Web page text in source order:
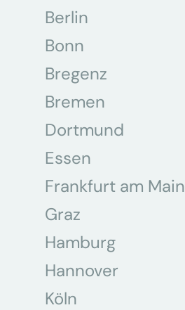
Berlin
Bonn
Bregenz
Bremen
Dortmund
Essen
Frankfurt am Main
Graz
Hamburg
Hannover
Köln